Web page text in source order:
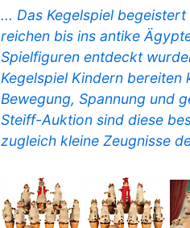
... Das Kegelspiel
reichen bis ins antike
Spielfiguren entdeckt
Kegelspiel Kindern
Bewegung, Spannung und
Steiff-Auktion sind diese
zugleich kleine Zeugnisse